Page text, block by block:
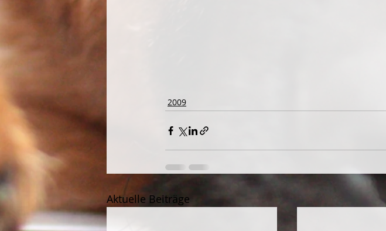
2009
Aktuelle Beiträge